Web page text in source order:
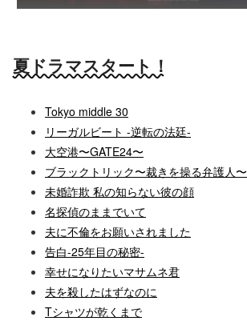
夏ドラマスタート！
Tokyo middle 30
リーガルビート -逆転の法廷-
大空港〜GATE24〜
ブラックトリック〜裁きを操る弁護人〜
未婚詐欺 私の知らない彼の顔
名探偵のままでいて
夫に不倫をお願いされました
告白-25年目の秘密-
幸せになりたいマサムネ君
夫を殺したはずなのに
Tシャツが乾くまで